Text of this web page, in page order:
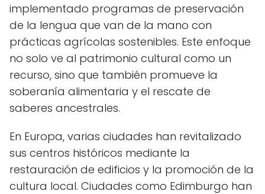
implementado programas de preservación
de la lengua que van de la mano con
prácticas agrícolas sostenibles. Este enfoque
no solo ve al patrimonio cultural como un
recurso, sino que también promueve la
soberanía alimentaria y el rescate de
saberes ancestrales.
En Europa, varias ciudades han revitalizado
sus centros históricos mediante la
restauración de edificios y la promoción de la
cultura local. Ciudades como Edimburgo han